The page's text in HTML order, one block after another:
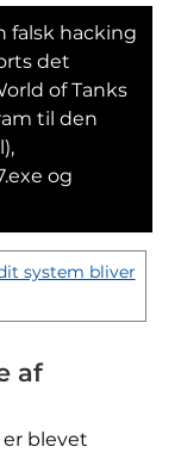
falsk hacking
det
of Tanks
til den
og
system bliver
af
er blevet